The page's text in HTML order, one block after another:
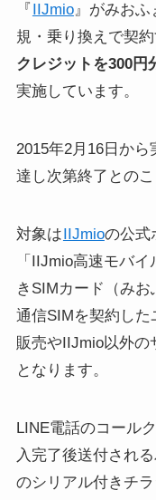
『 IIJmio』がみおふ
規・乗り換えで契約
クレジットを300円
実施しています。
2015年2月16日か
達し次第終了とのこ
対象は IIJmioの公式
「IIJmio高速モバ
きSIMカード（み
通信SIMを契約し
販売やIIJmio以外の
となります。
LINE電話のコール
入完了後送付され
のシリアル付きチ